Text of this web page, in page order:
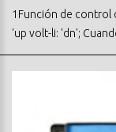
1Función de control
'up volt-li: 'dn';